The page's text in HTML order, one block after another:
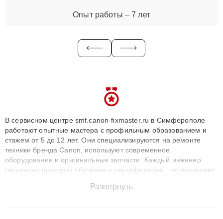
Опыт работы – 7 лет
В сервисном центре smf.canon-fixmaster.ru в Симферополе
работают опытные мастера с профильным образованием и
стажем от 5 до 12 лет. Они специализируются на ремонте
техники бренда Canon, используют современное
оборудование и оригинальные запчасти. Каждый инженер
регулярно проходит обучение и сертификацию, что позволяет
технику с сохранением гарантии до 3 лет. Наши мастера
Развернуть